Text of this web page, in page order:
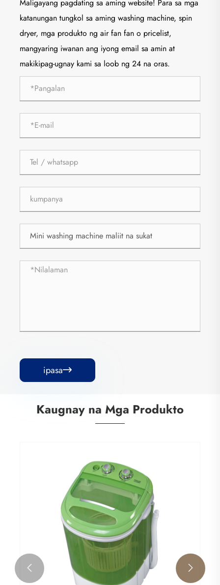
Maligayang pagdating sa aming website! Para sa mga
katanungan tungkol sa aming washing machine, spin
dryer, mga produkto ng air fan fan o pricelist,
mangyaring iwanan ang iyong email sa amin at
makikipag-ugnay kami sa loob ng 24 na oras.
ipasa
Kaugnay na Mga Produkto
 